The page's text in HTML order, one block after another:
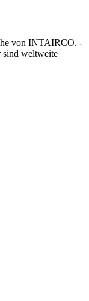
von INTAIRCO. -
sind weltweite